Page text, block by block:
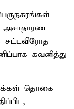
அசாதாரண
கவனித்து
தொகை